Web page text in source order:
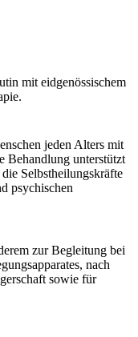
mit eidgenössischem
jeden Alters mit
Behandlung unterstützt
Selbstheilungskräfte
psychischen
zur Begleitung bei
nach
sowie für